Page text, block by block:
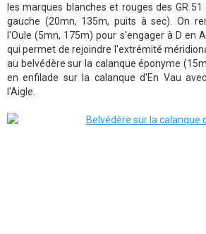
les marques blanches et rouges des GR
gauche (20mn, 135m, puits à sec). On
l'Oule (5mn, 175m) pour s'engager à D en
qui permet de rejoindre l'extrémité
au belvédère sur la calanque éponyme
en enfilade sur la calanque d'En Vau
l'Aigle.